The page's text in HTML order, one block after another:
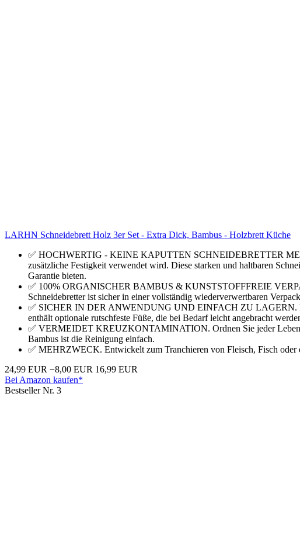
LARHN Schneidebrett Holz 3er Set - Extra Dick, Bambus - Holzbrett Küche
✅ HOCHWERTIG - KEINE KAPUTTEN SCHNEIDEBRETTER
zusätzliche Festigkeit verwendet wird. Diese starken und haltbaren
Garantie bieten.
✅ 100% ORGANISCHER BAMBUS & KUNSTSTOFFFREIE
Schneidebretter ist sicher in einer vollständig wiederverwertbaren
✅ SICHER IN DER ANWENDUNG UND EINFACH ZU LAGERN. Ein
enthält optionale rutschfeste Füße, die bei Bedarf leicht angebracht
✅ VERMEIDET KREUZKONTAMINATION. Ordnen Sie jeder
Bambus ist die Reinigung einfach.
✅ MEHRZWECK. Entwickelt zum Tranchieren von Fleisch, Fisch oder
24,99 EUR −8,00 EUR 16,99 EUR
Bei Amazon kaufen*
Bestseller Nr. 3